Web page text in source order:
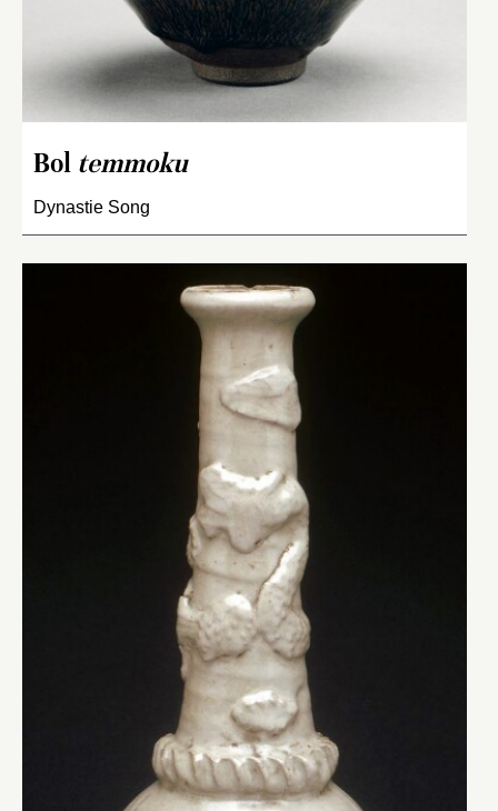
Bol temmoku
Dynastie Song